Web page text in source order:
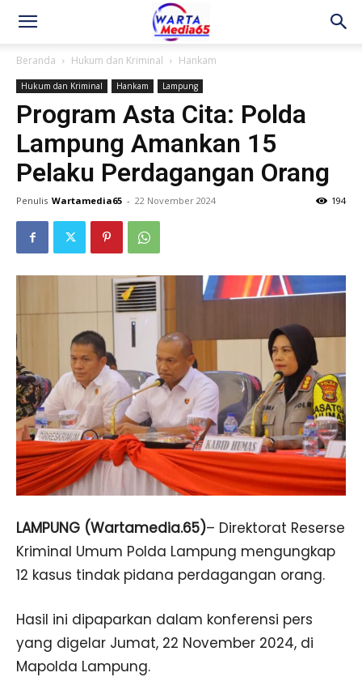
Beranda Hukum dan Kriminal Hankam
Hukum dan Kriminal Hankam Lampung
Program Asta Cita: Polda
Lampung Amankan 15
Pelaku Perdagangan Orang
Penulis Wartamedia65 - 22 November 2024 194
LAMPUNG (Wartamedia.65)– Direktorat Reserse
Kriminal Umum Polda Lampung mengungkap
12 kasus tindak pidana perdagangan orang.
Hasil ini dipaparkan dalam konferensi pers
yang digelar Jumat, 22 November 2024, di
Mapolda Lampung.